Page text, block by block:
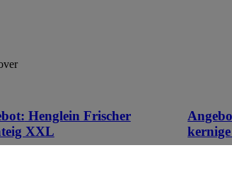
Henglein Frischer
XXL